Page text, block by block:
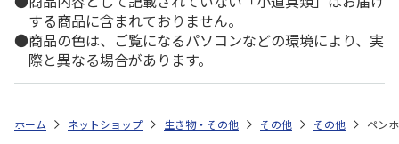
する商品に含まれておりません。
商品の色は、ご覧になるパソコンなどの環境により、実
際と異なる場合があります。
ホーム ネットショップ 生き物・その他 その他 その他 ペン